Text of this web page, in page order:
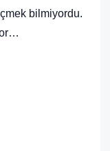
bilmiyordu.